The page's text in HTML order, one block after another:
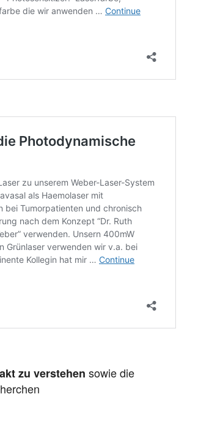
zu verstehen sowie die